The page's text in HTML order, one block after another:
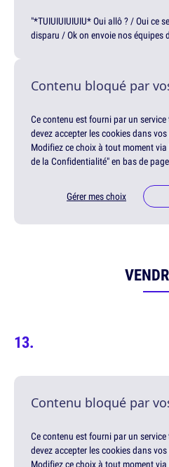
"*TUIUIUIUIUIU* Oui allô ? / Oui ce
disparu / Ok on envoie nos équipes
Contenu bloqué par
Ce contenu est fourni par un
devez accepter les cookies dans
Modifiez ce choix à tout moment
de la Confidentialité" en bas de
Gérer mes choix
Contenu bloqué par
Ce contenu est fourni par un
devez accepter les cookies dans
Modifiez ce choix à tout moment